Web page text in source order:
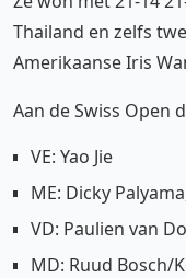
Thailand en zelfs
Amerikaanse Iris
Aan de Swiss Open
VE: Yao Jie
ME: Dicky
VD: Paulien van
MD: Ruud Bosch/